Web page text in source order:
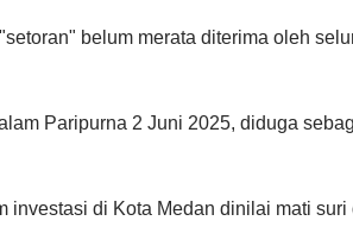
belum merata diterima oleh
Paripurna 2 Juni 2025, diduga
investasi di Kota Medan dinilai mati suri